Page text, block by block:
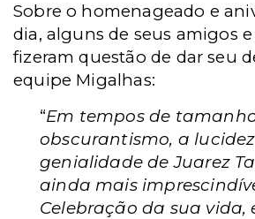
Sobre o homenageado e
dia, alguns de seus amigos
fizeram questão de dar seu
equipe Migalhas:
“Em tempos de
obscurantismo, a
genialidade de Juarez
ainda mais
Celebração da sua vida,